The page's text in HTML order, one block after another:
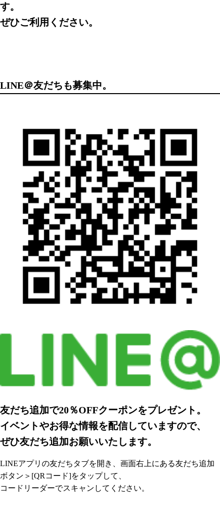
す。
ぜひご利用ください。
LINE＠友だちも募集中。
友だち追加で20％OFFクーポンをプレゼント。
イベントやお得な情報を配信していますので、
ぜひ友だち追加お願いいたします。
LINEアプリの友だちタブを開き、画面右上にある友だち追加
ボタン＞[QRコード]をタップして、
コードリーダーでスキャンしてください。